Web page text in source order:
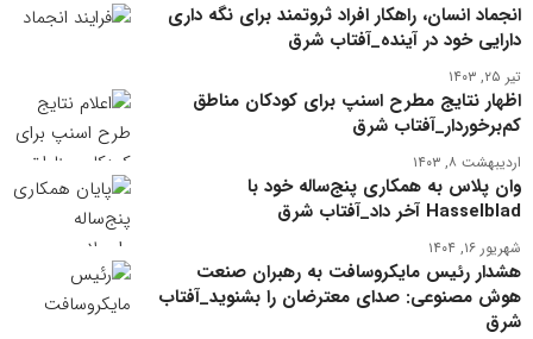
انجماد انسان، راهکار افراد ثروتمند برای نگه داری
دارایی خود در آینده_آفتاب شرق
تیر ۲۵, ۱۴۰۳
اظهار نتایج مطرح اسنپ برای کودکان مناطق
کم‌برخوردار_آفتاب شرق
اردیبهشت ۸, ۱۴۰۳
وان‌ پلاس به همکاری پنج‌ساله خود با
Hasselblad آخر داد_آفتاب شرق
شهریور ۱۶, ۱۴۰۴
هشدار رئیس مایکروسافت به رهبران صنعت
هوش مصنوعی: صدای معترضان را بشنوید_آفتاب
شرق